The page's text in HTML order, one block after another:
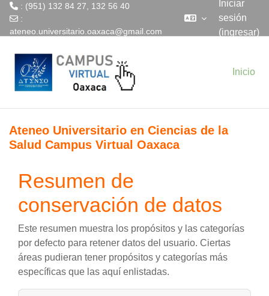
: (951) 132 84 27, 132 56 40
:
ateneo.universitario.oaxaca@gmail.com
Iniciar
sesión
(ingresar)
Inicio
Ateneo Universitario en Ciencias de la
Salud Campus Virtual Oaxaca
Resumen de
conservación de datos
Este resumen muestra los propósitos y las categorías
por defecto para retener datos del usuario. Ciertas
áreas pudieran tener propósitos y categorías más
específicas que las aquí enlistadas.